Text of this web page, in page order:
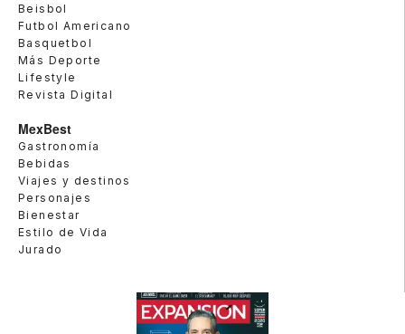
Beisbol
Futbol Americano
Basquetbol
Más Deporte
Lifestyle
Revista Digital
MexBest
Gastronomía
Bebidas
Viajes y destinos
Personajes
Bienestar
Estilo de Vida
Jurado